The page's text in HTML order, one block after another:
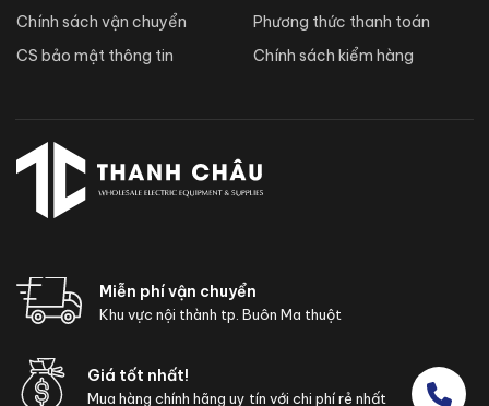
Chính sách vận chuyển
CS bảo mật thông tin
Phương thức thanh toán
Chính sách kiểm hàng
Miễn phí vận chuyển
Khu vực nội thành tp. Buôn Ma thuột
Giá tốt nhất!
Mua hàng chính hãng uy tín với chi phí rẻ nhất